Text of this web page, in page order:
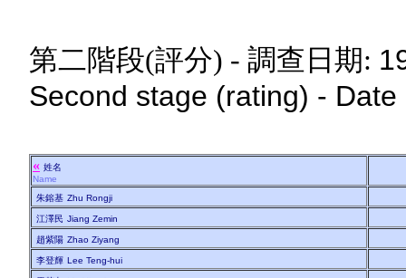
第二階段(評分) - 調查日期:
Second stage (rating) -
« 姓名
Name
朱鎔基 Zhu Rongji
江澤民 Jiang Zemin
趙紫陽 Zhao Ziyang
李登輝 Lee Teng-hui